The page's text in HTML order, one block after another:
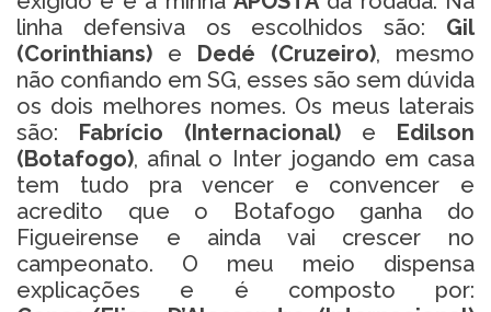
linha defensiva os escolhidos são: Gil
(Corinthians) e Dedé (Cruzeiro), mesmo
não confiando em SG, esses são sem dúvida
os dois melhores nomes. Os meus laterais
são: Fabrício (Internacional) e Edilson
(Botafogo), afinal o Inter jogando em casa
tem tudo pra vencer e convencer e
acredito que o Botafogo ganha do
Figueirense e ainda vai crescer no
campeonato. O meu meio dispensa
explicações e é composto por: